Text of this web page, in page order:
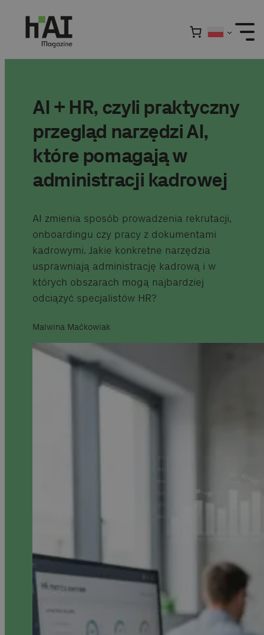
treści
AI + HR, czyli praktyczny
przegląd narzędzi AI,
które pomagają w
administracji kadrowej
AI zmienia sposób prowadzenia rekrutacji,
onboardingu czy pracy z dokumentami
kadrowymi. Jakie konkretne narzędzia
usprawniają administrację kadrową i w
których obszarach mogą najbardziej
odciążyć specjalistów HR?
Malwina Maćkowiak